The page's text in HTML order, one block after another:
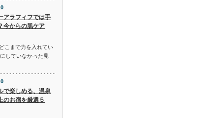
アラフィフでは手
今からの肌ケア
こまで力を入れてい
していなかった見
で楽しめる、温泉
のお宿を厳選５